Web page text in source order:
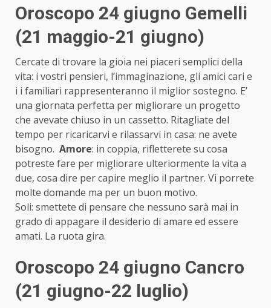
Oroscopo 24 giugno Gemelli
(21 maggio-21 giugno)
Cercate di trovare la gioia nei piaceri semplici della
vita: i vostri pensieri, l’immaginazione, gli amici cari e
i i familiari rappresenteranno il miglior sostegno. E’
una giornata perfetta per migliorare un progetto
che avevate chiuso in un cassetto. Ritagliate del
tempo per ricaricarvi e rilassarvi in casa: ne avete
bisogno. Amore: in coppia, rifletterete su cosa
potreste fare per migliorare ulteriormente la vita a
due, cosa dire per capire meglio il partner. Vi porrete
molte domande ma per un buon motivo.
Soli: smettete di pensare che nessuno sarà mai in
grado di appagare il desiderio di amare ed essere
amati. La ruota gira.
Oroscopo 24 giugno Cancro
(21 giugno-22 luglio)